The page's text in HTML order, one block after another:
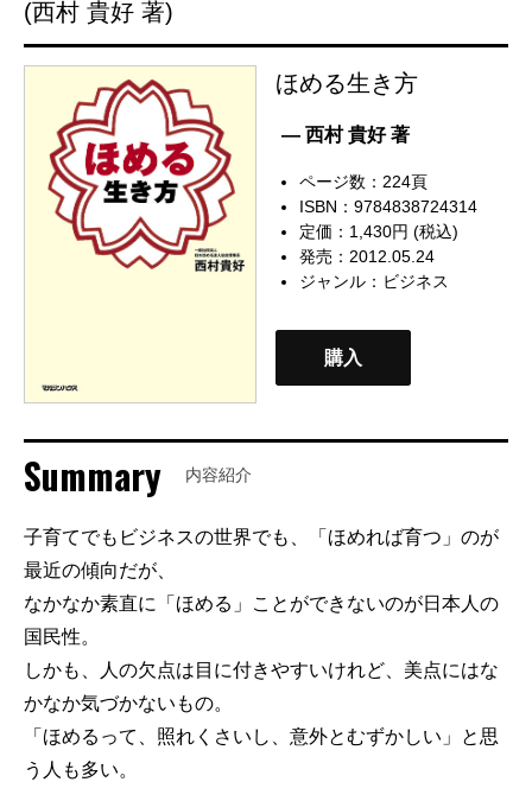
(西村 貴好 著)
ほめる生き方
— 西村 貴好 著
ページ数：224頁
ISBN：9784838724314
定価：1,430円 (税込)
発売：2012.05.24
ジャンル： ビジネス
購入
Summary 内容紹介
子育てでもビジネスの世界でも、「ほめれば育つ」のが
最近の傾向だが、
なかなか素直に「ほめる」ことができないのが日本人の
国民性。
しかも、人の欠点は目に付きやすいけれど、美点にはな
かなか気づかないもの。
「ほめるって、照れくさいし、意外とむずかしい」と思
う人も多い。